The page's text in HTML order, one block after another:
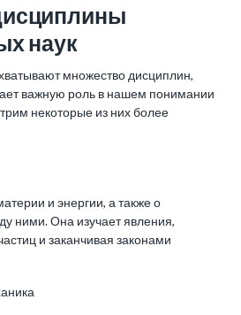
наук
множество дисциплин,
важную роль в нашем понимании
некоторые из них более
и энергии, а также о
ними. Она изучает явления,
и заканчивая законами